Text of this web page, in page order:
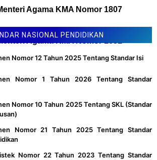
Agama KMA Nomor 1807
NASIONAL PENDIDIKAN
Nomor 12 Tahun 2025 Tentang Standar Isi
Nomor 1 Tahun 2026 Tentang Standar
Nomor 10 Tahun 2025 Tentang SKL (Standar
Nomor 21 Tahun 2025 Tentang Standar
Nomor 22 Tahun 2023 Tentang Standar